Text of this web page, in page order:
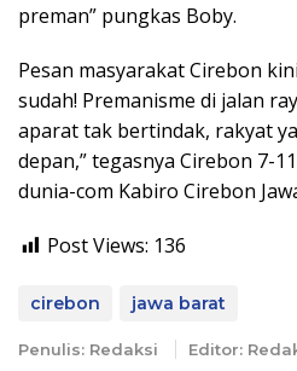
preman” pungkas Boby.
Pesan masyarakat Cirebon
sudah! Premanisme di jalan
aparat tak bertindak, rakyat
depan,” tegasnya Cirebon 7-
dunia-com Kabiro Cirebon
Post Views: 136
cirebon jawa barat
Penulis: Redaksi Editor: